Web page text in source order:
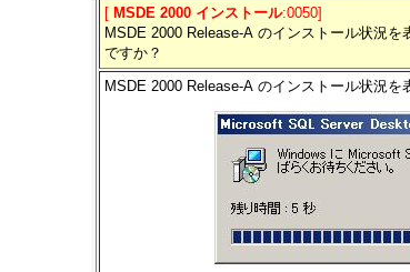
[ MSDE 2000 インストール:0050]
MSDE 2000 Release-A のインストール状況
ですか？
MSDE 2000 Release-A のインストール状況を